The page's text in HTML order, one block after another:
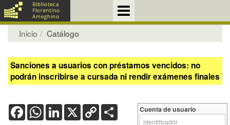
Inicio Catálogo
Sanciones a usuarios con préstamos vencidos: no
podrán inscribirse a cursada ni rendir exámenes finales
FacebookWhatsApp
LinkedIn
X Copy
Link
Cuenta de usuario